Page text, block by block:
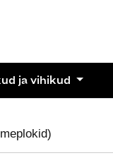
ja vihikud